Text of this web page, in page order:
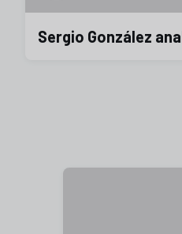
Sergio González